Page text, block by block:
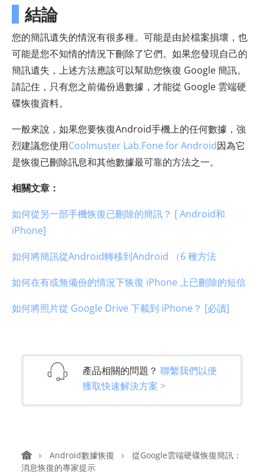
結論
您的簡訊遺失的情況有很多種。可能是由於檔案損壞，也
可能是您不知情的情況下刪除了它們。如果您發現自己的
簡訊遺失，上述方法應該可以幫助您恢復 Google 簡訊。
請記住，只有您之前備份過數據，才能從 Google 雲端硬
碟恢復資料。
一般來說，如果您要恢復Android手機上的任何數據，強
烈建議您使用Coolmuster Lab.Fone for Android因為它
是恢復已刪除訊息和其他數據最可靠的方法之一。
相關文章：
如何從另一部手機恢復已刪除的簡訊？ [ Android和
iPhone]
如何將簡訊從Android轉移到Android （6 種方法
如何在有或無備份的情況下恢復 iPhone 上已刪除的短信
如何將照片從 Google Drive 下載到 iPhone？ [必讀]
產品相關的問題？ 聯繫我們以便
獲取快速解決方案 >
Android數據恢復
從Google雲端硬碟恢復簡訊：
消息恢復的專家提示